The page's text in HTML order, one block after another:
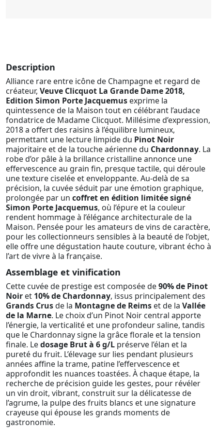
Description
Alliance rare entre icône de Champagne et regard de
créateur, Veuve Clicquot La Grande Dame 2018,
Edition Simon Porte Jacquemus exprime la
quintessence de la Maison tout en célébrant l’audace
fondatrice de Madame Clicquot. Millésime d’expression,
2018 a offert des raisins à l’équilibre lumineux,
permettant une lecture limpide du Pinot Noir
majoritaire et de la touche aérienne du Chardonnay. La
robe d’or pâle à la brillance cristalline annonce une
effervescence au grain fin, presque tactile, qui déroule
une texture ciselée et enveloppante. Au-delà de sa
précision, la cuvée séduit par une émotion graphique,
prolongée par un coffret en édition limitée signé
Simon Porte Jacquemus, où l’épure et la couleur
rendent hommage à l’élégance architecturale de la
Maison. Pensée pour les amateurs de vins de caractère,
pour les collectionneurs sensibles à la beauté de l’objet,
elle offre une dégustation haute couture, vibrant écho à
l’art de vivre à la française.
Assemblage et vinification
Cette cuvée de prestige est composée de90% de Pinot
Noir et 10% de Chardonnay, issus principalement des
Grands Crusde la Montagne de Reims et de la Vallée
de la Marne. Le choix d’un Pinot Noir central apporte
l’énergie, la verticalité et une profondeur saline, tandis
que le Chardonnay signe la grâce florale et la tension
finale. Ledosage Brut à 6 g/L préserve l’élan et la
pureté du fruit. L’élevage sur lies pendant plusieurs
années affine la trame, patine l’effervescence et
approfondit les nuances toastées. À chaque étape, la
recherche de précision guide les gestes, pour révéler
un vin droit, vibrant, construit sur la délicatesse de
l’agrume, la pulpe des fruits blancs et une signature
crayeuse qui épouse les grands moments de
gastronomie.